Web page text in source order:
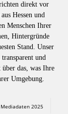
direkt vor
Hessen und
Menschen Ihrer
Hintergründe
Stand. Unser
und
das, was Ihre
Umgebung.
Mediadaten 2025